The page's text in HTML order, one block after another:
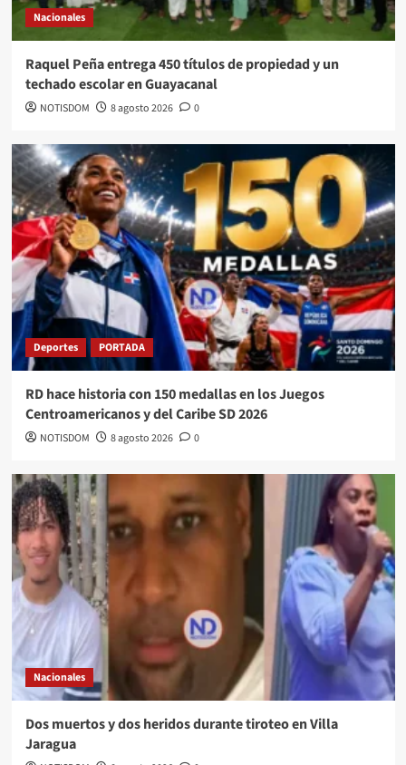
Nacionales
Raquel Peña entrega 450 títulos de propiedad y un
techado escolar en Guayacanal
NOTISDOM 8 agosto 2026 0
Deportes PORTADA
RD hace historia con 150 medallas en los Juegos
Centroamericanos y del Caribe SD 2026
NOTISDOM 8 agosto 2026 0
Nacionales
Dos muertos y dos heridos durante tiroteo en Villa
Jaragua